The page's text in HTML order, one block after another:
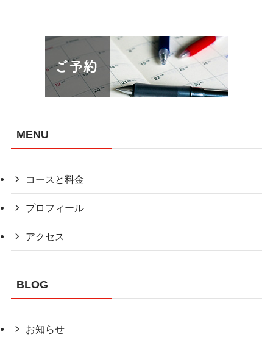
MENU
コースと料金
プロフィール
アクセス
BLOG
お知らせ